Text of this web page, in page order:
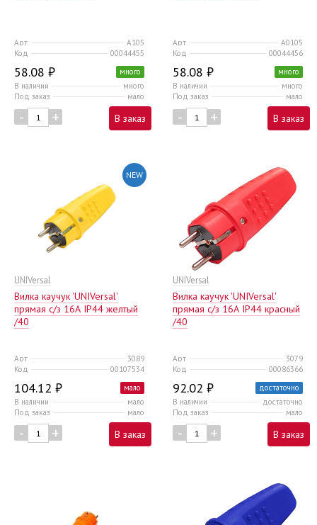
Арт
А105
Код
00044455
58.08 ₽
много
В наличии
много
Под заказ
мало
- + В заказ
Арт
А0105
Код
00044456
58.08 ₽
много
В наличии
много
Под заказ
мало
- + В заказ
NEW
UNIVersal
Вилка каучук 'UNIVersal'
прямая c/з 16А IP44 желтый
/40
Арт
3089
Код
00107534
104.12 ₽
мало
В наличии
мало
Под заказ
мало
- + В заказ
UNIVersal
Вилка каучук 'UNIVersal'
прямая c/з 16А IP44 красный
/40
Арт
3079
Код
00086366
92.02 ₽
достаточно
В наличии
достаточно
Под заказ
мало
- + В заказ